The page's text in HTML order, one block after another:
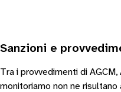
Sanzioni e
Tra i provvedimenti di AGCM,
monitoriamo non ne